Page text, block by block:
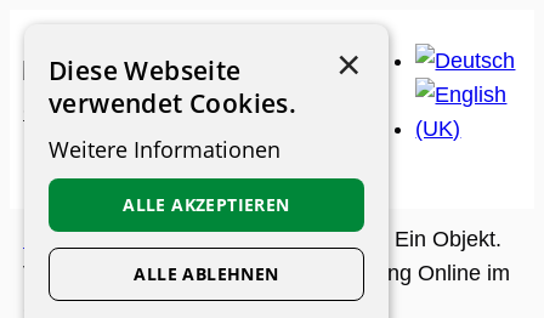
Inhalt
springen
Museums-Guide>Archiv>Feature
Ein Objekt.
Viele Perspektiven! Inklusive Sammlung Online im
Salzburg Museum
×
Diese Webseite
verwendet Cookies.
Weitere Informationen
ALLE AKZEPTIEREN
ALLE ABLEHNEN